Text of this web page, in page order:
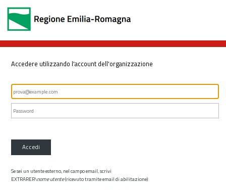
Accedere utilizzando l'account dell'organizzazione
Accedi
Se sei un utente esterno, nel campo email, scrivi
EXTRARER\nome utente(ricevuto tramite email di abilitazione)